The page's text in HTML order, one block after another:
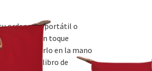
ordenador portátil o
y aporta un toque
puede llevarlo en la mano
de un libro de